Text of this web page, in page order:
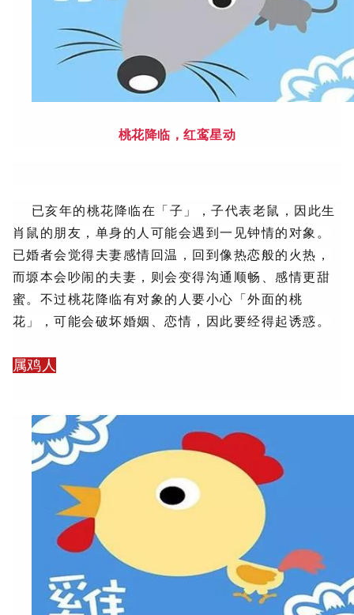
桃花降临，红鸾星动
已亥年的桃花降临在「子」，子代表老鼠，因此生
肖鼠的朋友，单身的人可能会遇到一见钟情的对象。
已婚者会觉得夫妻感情回温，回到像热恋般的火热，
而塬本会吵闹的夫妻，则会变得沟通顺畅、感情更甜
蜜。 不过桃花降临有对象的人要小心「外面的桃
花」，可能会破坏婚姻、恋情，因此要经得起诱惑。
属鸡人